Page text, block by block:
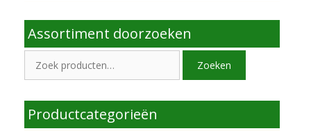
Assortiment doorzoeken
Zoeken
naar:
Zoeken
Productcategorieën